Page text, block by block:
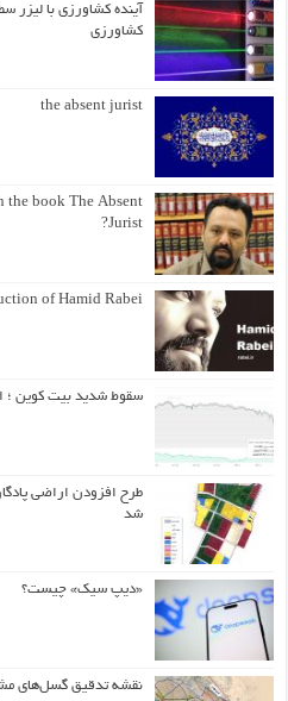
آینده کشاورزی با لیزر
کشاورزی
the absent jurist
the book The Absent
Jurist?
of Hamid Rabei
سقوط شدید بیت کوین ؛ افت ۱۵ درصدی اتریوم و
طرح افزودن اراضی
شد
«دیپ سیک» چیست؟
نقشه تدقیق گسل‌های